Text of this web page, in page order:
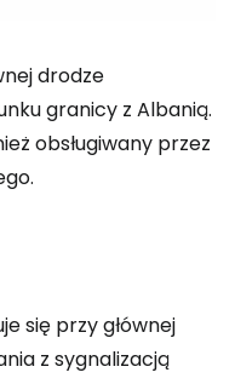
drodze
granicy z Albanią.
obsługiwany przez
się przy głównej
z sygnalizacją